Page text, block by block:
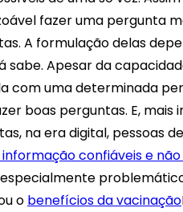
fazer uma pergunta
A formulação delas
sabe. Apesar da
uma determinada
boas perguntas. E,
na era digital, pessoas
confiáveis ​​e
o benefícios da vacinação